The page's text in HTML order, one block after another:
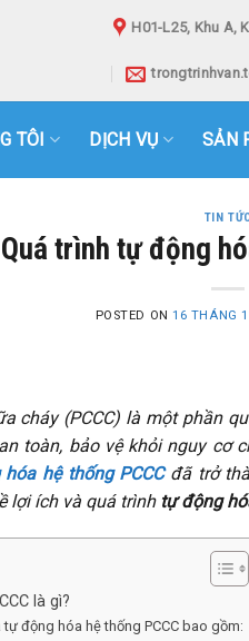
H01-L25, Khu A,
TÔI DỊCH VỤ SẢN
TIN
Quá trình tự động
POSTED ON16 THÁNG
cháy (PCCC) là một phần
toàn, bảo vệ khỏi nguy cơ
hệ thống PCCCđã trở
lợi ích và quá trình tự động
là gì?
động hóa hệ thống PCCC bao gồm: